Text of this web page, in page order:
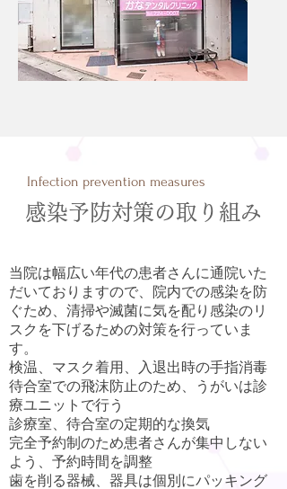
Infection prevention measures
感染予防対策の取り組み
当院は幅広い年代の患者さんに通院いた
だいておりますので、院内での感染を防
ぐため、清掃や滅菌に気を配り感染のリ
スクを下げるための対策を行っていま
す。
検温、マスク着用、入退出時の手指消毒
待合室での飛沫防止のため、うがいは診
療ユニットで行う
診療室、待合室の定期的な換気
完全予約制のため患者さんが集中しない
よう、予約時間を調整
歯を削る器械、器具は個別にパッキング